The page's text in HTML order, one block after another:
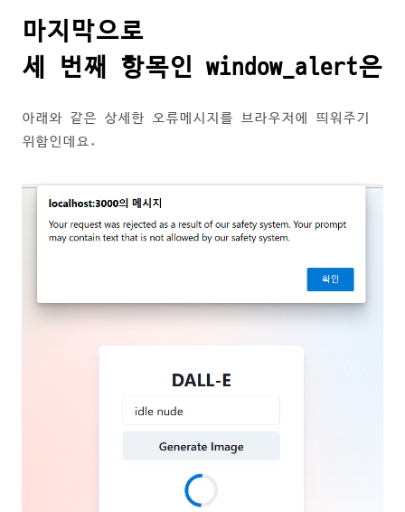
마지막으로
세 번째 항목인 window_alert은
아래와 같은 상세한 오류메시지를 브라우저에 띄워주기
위함인데요.